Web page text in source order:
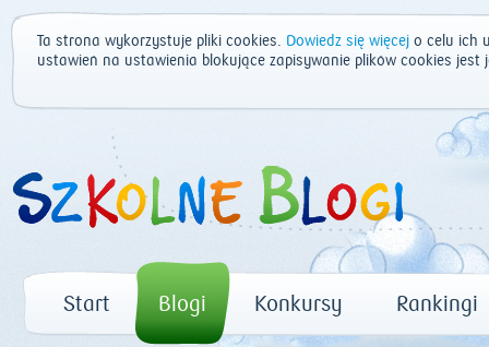
Ta strona wykorzystuje pliki cookies. Dowiedz się więcej o celu ich
ustawień na ustawienia blokujące zapisywanie plików cookies
Start Blogi Konkursy Rankingi